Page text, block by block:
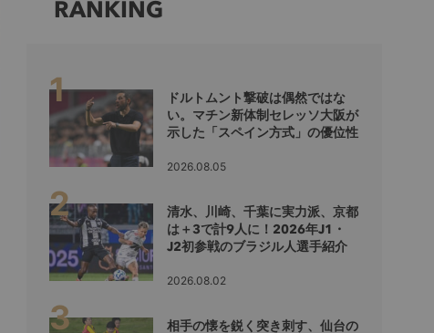
RANKING
ドルトムント撃破は偶然ではな
い。マチン新体制セレッソ大阪が
示した「スペイン方式」の優位性
2026.08.05
清水、川崎、千葉に実力派、京都
は＋3で計9人に！2026年J1・
J2初参戦のブラジル人選手紹介
2026.08.02
相手の懐を鋭く突き刺す、仙台の